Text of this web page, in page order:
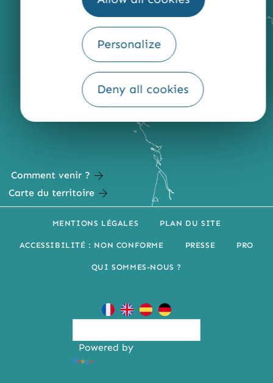
Personalize
Deny all cookies
Comment venir ?
Carte du territoire
MENTIONS LÉGALES PLAN DU SITE
ACCESSIBILITÉ : NON CONFORME PRESSE PRO
QUI SOMMES-NOUS ?
Powered by